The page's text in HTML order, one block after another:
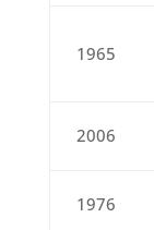
1965
2006
1976